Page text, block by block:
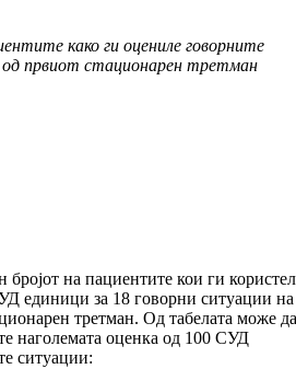
како ги оце­ниле говорните
првиот стационарен третман
бројот на па­циен­ти­те кои ги
единици за 18 говорни ситуации на
третман. Од та­бе­лата може
наголемата оценка од 100 СУД
ситуации: